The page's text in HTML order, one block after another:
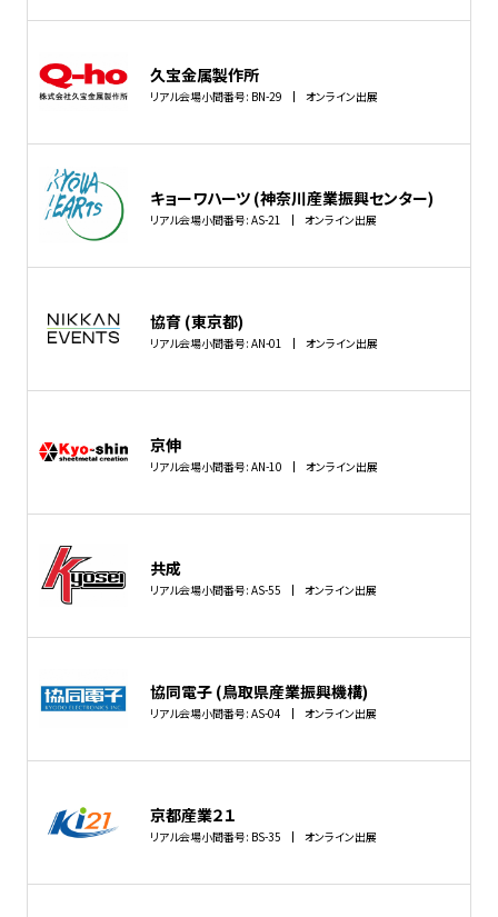
久宝金属製作所
リアル会場小間番号: BN-29 オンライン出展
キョーワハーツ (神奈川産業振興センター)
リアル会場小間番号: AS-21 オンライン出展
協育 (東京都)
リアル会場小間番号: AN-01 オンライン出展
京伸
リアル会場小間番号: AN-10 オンライン出展
共成
リアル会場小間番号: AS-55 オンライン出展
協同電子 (鳥取県産業振興機構)
リアル会場小間番号: AS-04 オンライン出展
京都産業２１
リアル会場小間番号: BS-35 オンライン出展